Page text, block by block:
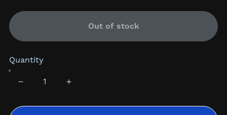
Out of stock
Quantity